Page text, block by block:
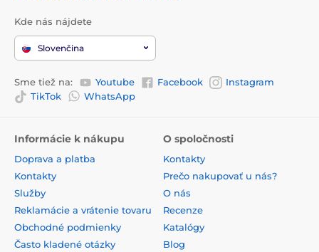
Kde nás nájdete
Slovenčina
Sme tiež na: Youtube Facebook
Instagram
TikTok
WhatsApp
Informácie k nákupu
Doprava a platba
Kontakty
Služby
Reklamácie a vrátenie tovaru
Obchodné podmienky
Často kladené otázky
O spoločnosti
Kontakty
Prečo nakupovať u nás?
O nás
Recenze
Katalógy
Blog